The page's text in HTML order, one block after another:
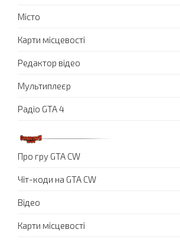
Місто
Карти місцевості
Редактор відео
Мультиплеєр
Радіо GTA 4
Про гру GTA CW
Чіт-коди на GTA CW
Відео
Карти місцевості